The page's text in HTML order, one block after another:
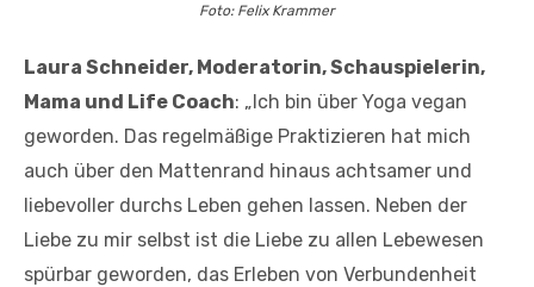
Foto: Felix Krammer
Laura Schneider, Moderatorin, Schauspielerin,
Mama und Life Coach: „Ich bin über Yoga vegan
geworden. Das regelmäßige Praktizieren hat mich
auch über den Mattenrand hinaus achtsamer und
liebevoller durchs Leben gehen lassen. Neben der
Liebe zu mir selbst ist die Liebe zu allen Lebewesen
spürbar geworden, das Erleben von Verbundenheit